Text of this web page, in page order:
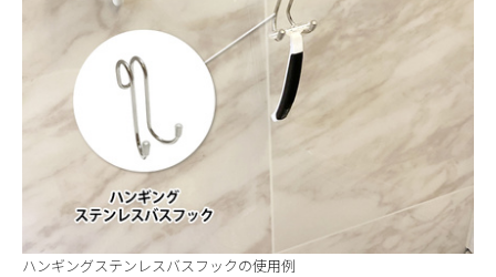
ハンギングステンレスバスフックの使用例